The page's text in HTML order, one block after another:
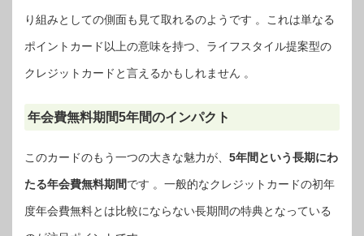
り組みとしての側面も見て取れるのようです 。これは単なる
ポイントカード以上の意味を持つ、ライフスタイル提案型の
クレジットカードと言えるかもしれません 。
年会費無料期間5年間のインパクト
このカードのもう一つの大きな魅力が、 5年間という長期にわ
たる年会費無料期間です 。一般的なクレジットカードの初年
度年会費無料とは比較にならない長期間の特典となっている